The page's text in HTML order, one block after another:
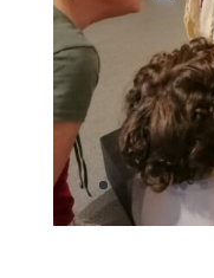
Séances de Judo
parvirginie le boulbin
(sport)